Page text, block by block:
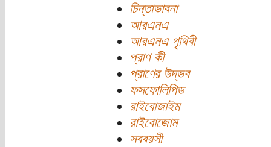
চিন্তাভাবনা
আরএনএ
আরএনএ পৃথিবী
প্রাণ কী
প্রাণের উদ্ভব
ফসফোলিপিড
রাইবোজাইম
রাইবোজোম
সববয়সী